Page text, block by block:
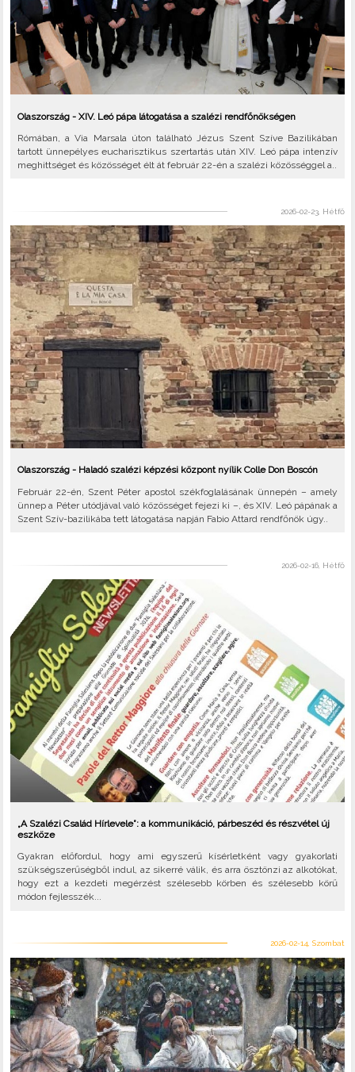
Olaszország - XIV. Leó pápa látogatása a szalézi rendfőnökségen
Rómában, a Via Marsala úton található Jézus Szent Szíve Bazilikában
tartott ünnepélyes eucharisztikus szertartás után XIV. Leó pápa intenzív
meghittséget és közösséget élt át február 22-én a szalézi közösséggel a..
2026-02-23, Hétfő
Olaszország - Haladó szalézi képzési központ nyílik Colle Don Boscón
Február 22-én, Szent Péter apostol székfoglalásának ünnepén – amely
ünnep a Péter utódjával való közösséget fejezi ki –, és XIV. Leó pápának a
Szent Szív-bazilikába tett látogatása napján Fabio Attard rendfőnök úgy..
2026-02-16, Hétfő
„A Szalézi Család Hírlevele”: a kommunikáció, párbeszéd és részvétel új
eszköze
Gyakran előfordul, hogy ami egyszerű kísérletként vagy gyakorlati
szükségszerűségből indul, az sikerré válik, és arra ösztönzi az alkotókat,
hogy ezt a kezdeti megérzést szélesebb körben és szélesebb körű
módon fejlesszék...
2026-02-14, Szombat